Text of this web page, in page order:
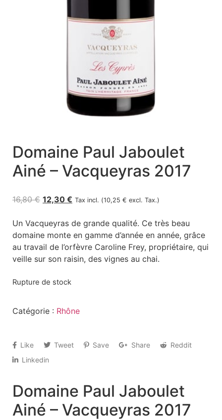
Domaine Paul Jaboulet
Ainé – Vacqueyras 2017
16,80€ 12,30 € Tax incl. (10,25 € excl. Tax.)
Un Vacqueyras de grande qualité. Ce très beau
domaine monte en gamme d’année en année, grâce
au travail de l’orfèvre Caroline Frey, propriétaire, qui
veille sur son raisin, des vignes au chai.
Rupture de stock
Catégorie : Rhône
Like Tweet Save Share
Reddit
Linkedin
Domaine Paul Jaboulet
Ainé – Vacqueyras 2017